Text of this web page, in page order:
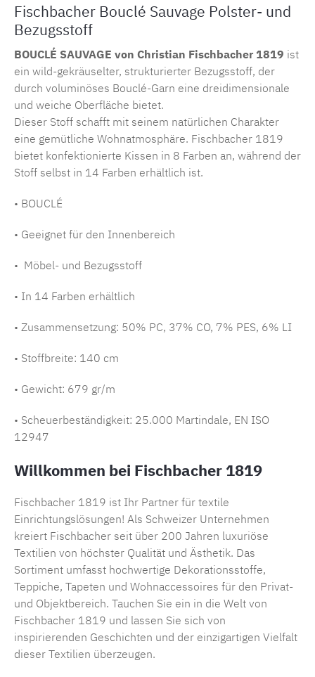
Fischbacher Bouclé Sauvage Polster- und
Bezugsstoff
BOUCLÉ SAUVAGE von Christian Fischbacher 1819 ist
ein wild-gekräuselter, strukturierter Bezugsstoff, der
durch voluminöses Bouclé-Garn eine dreidimensionale
und weiche Oberfläche bietet.
Dieser Stoff schafft mit seinem natürlichen Charakter
eine gemütliche Wohnatmosphäre. Fischbacher 1819
bietet konfektionierte Kissen in 8 Farben an, während der
Stoff selbst in 14 Farben erhältlich ist.
• BOUCLÉ
• Geeignet für den Innenbereich
• Möbel- und Bezugsstoff
• In 14 Farben erhältlich
• Zusammensetzung: 50% PC, 37% CO, 7% PES, 6% LI
• Stoffbreite: 140 cm
• Gewicht: 679 gr/m
• Scheuerbeständigkeit: 25.000 Martindale, EN ISO
12947
Willkommen bei Fischbacher 1819
Fischbacher 1819 ist Ihr Partner für textile
Einrichtungslösungen! Als Schweizer Unternehmen
kreiert Fischbacher seit über 200 Jahren luxuriöse
Textilien von höchster Qualität und Ästhetik. Das
Sortiment umfasst hochwertige Dekorationsstoffe,
Teppiche, Tapeten und Wohnaccessoires für den Privat-
und Objektbereich. Tauchen Sie ein in die Welt von
Fischbacher 1819 und lassen Sie sich von
inspirierenden Geschichten und der einzigartigen Vielfalt
dieser Textilien überzeugen.